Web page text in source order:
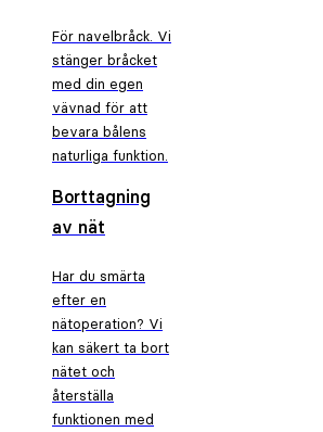
För navelbråck. Vi
stänger bråcket
med din egen
vävnad för att
bevara bålens
naturliga funktion.
Borttagning
av nät
Har du smärta
efter en
nätoperation? Vi
kan säkert ta bort
nätet och
återställa
funktionen med